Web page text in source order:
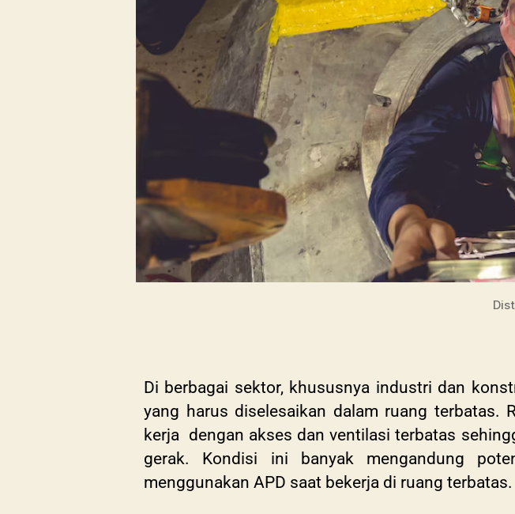
Di berbagai sektor, khususnya industri dan
yang harus diselesaikan dalam ruang
kerja dengan akses dan ventilasi terbatas
gerak. Kondisi ini banyak mengandung
menggunakan APD saat bekerja di ruang terbatas.